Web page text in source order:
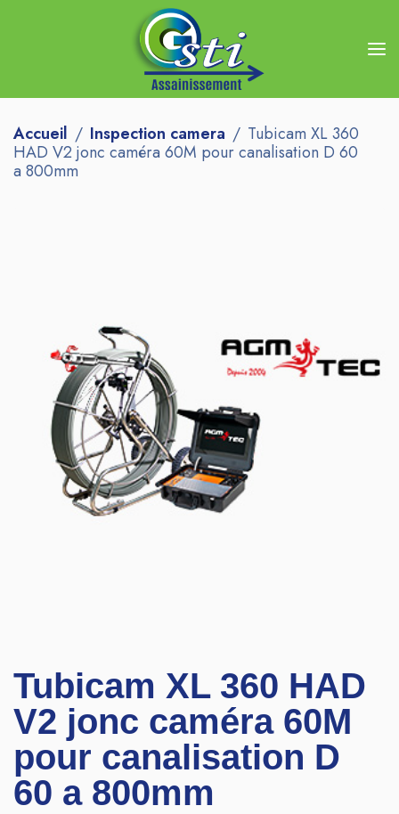
Accueil Inspection camera
Tubicam XL 360
HAD V2 jonc caméra 60M pour canalisation D 60
a 800mm
Tubicam XL 360 HAD
V2 jonc caméra 60M
pour canalisation D
60 a 800mm